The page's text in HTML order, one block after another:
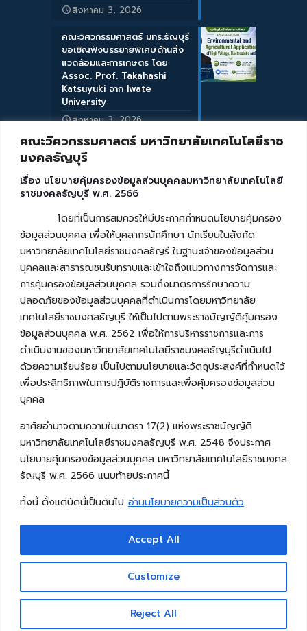
คณะวิศวกรรมศาสตร์ มหาวิทยาลัยเทคโนโลยีราช
มงคลธัญบุรี
เรื่อง นโยบายคุ้มครองข้อมูลส่วนบุคคลมหาวิทยาลัยเทคโนโลยี
ราชมงคลธัญบุรี พ.ศ. 2566
โดยที่เป็นการสมควรให้มีประกาศกำหนดนโยบายคุ้มครอง
ข้อมูลส่วนบุคคล เพื่อให้บุคลากรนักศึกษา นักเรียนในสังกัด
มหาวิทยาลัยเทคโนโลยีราชมงคลธัญรี ในฐานะเจ้าของข้อมูลส่วน
บุคคลและสาธารณชนรับทราบและเข้าใจถึงแนวทางการจัดการและ
การคุ้มครองข้อมูลส่วนบุคคล รวมถึงมาตรการรักษาความ
ปลอดภัยของข้อมูลส่วนบุคคลที่ดำเนินการโดยมหาวิทยาลัย
เทคโนโลยีราชมงคลธัญบุรี ให้เป็นไปตามพระราชบัญญัติคุ้มครอง
ข้อมูลส่วนบุคคล พ.ศ. 2562 เพื่อให้การบริหารราชการและการ
ดำเนินงานของมหาวิทยาลัยเทคโนโลยีราชมงคลธัญบุรีดำเนินไป
ด้วยความเรียบร้อย เป็นไปตามนโยบายและวัตถุประสงค์ที่กำหนดไว้
เพื่อประสิทธิภาพในการปฏิบัติราชการและเพื่อคุ้มครองข้อมูลส่วน
บุคคล
อาศัยอำนาจตามความในมาตรา 17(2) แห่งพระราชบัญญัติ
มหาวิทยาลัยเทคโนโลยีราชมงคลธัญบุรี พ.ศ. 2548 จึงประกาศ
นโยบายคุ้มครองข้อมูลส่วนบุคคล มหาวิทยาลัยเทคโนโลยีราชมงคล
ธัญบุรี พ.ศ. 2566 แนบท้ายประกาศนี้
ทั้งนี้ ตั้งแต่บัดนี้เป็นต้นไป อ่านนโยบายความเป็นส่วนตัว
Customize
Reject All
Accept All
สิงหาคม 3, 2026
คณะวิศวกรรมศาสตร์ มทร.ธัญบุรี
ขอเชิญฟังบรรยายพิเศษด้านสิ่ง
แวดล้อมและการเกษตร โดย
Assoc. Prof. Takahashi
Katsuyuki จาก Iwate
University
สิงหาคม 3, 2026
Copyright © 2026 คณะวิศวกรรมศาสตร์ มหาวิทยาลัย
เทคโนโลยีราชมงคลธัญบุรี